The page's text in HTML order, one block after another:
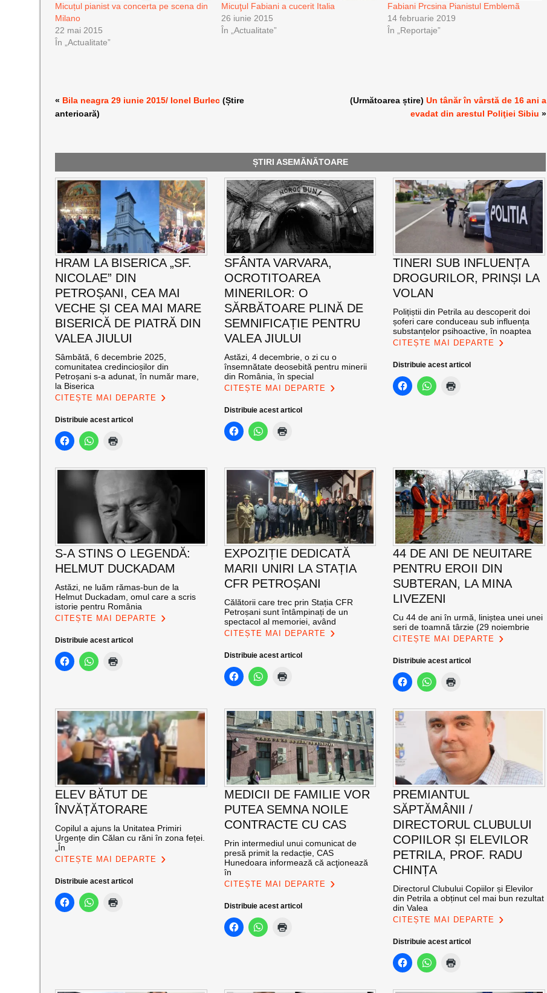
Micuțul pianist va concerta pe scena din
Milano
22 mai 2015
În „Actualitate”
Micuţul Fabiani a cucerit Italia
26 iunie 2015
În „Actualitate”
Fabiani Prcsina Pianistul Emblemã
14 februarie 2019
În „Reportaje”
« Bila neagra 29 iunie 2015/ Ionel Burlec (Știre
anterioară)
(Următoarea știre)Un tânăr în vârstă de 16 ani a
evadat din arestul Poliţiei Sibiu »
ȘTIRI ASEMĂNĂTOARE
HRAM LA BISERICA „SF.
NICOLAE” DIN
PETROȘANI, CEA MAI
VECHE ȘI CEA MAI MARE
BISERICĂ DE PIATRĂ DIN
VALEA JIULUI
Sâmbătă, 6 decembrie 2025,
comunitatea credincioșilor din
Petroșani s-a adunat, în număr mare,
la Biserica
CITEȘTE MAI DEPARTE
Distribuie acest articol
SFÂNTA VARVARA,
OCROTITOAREA
MINERILOR: O
SĂRBĂTOARE PLINĂ DE
SEMNIFICAȚIE PENTRU
VALEA JIULUI
Astăzi, 4 decembrie, o zi cu o
însemnătate deosebită pentru minerii
din România, în special
CITEȘTE MAI DEPARTE
Distribuie acest articol
TINERI SUB INFLUENȚA
DROGURILOR, PRINȘI LA
VOLAN
Polițiștii din Petrila au descoperit doi
șoferi care conduceau sub influența
substanțelor psihoactive, în noaptea
CITEȘTE MAI DEPARTE
Distribuie acest articol
S-A STINS O LEGENDĂ:
HELMUT DUCKADAM
Astăzi, ne luăm rămas-bun de la
Helmut Duckadam, omul care a scris
istorie pentru România
CITEȘTE MAI DEPARTE
Distribuie acest articol
EXPOZIȚIE DEDICATĂ
MARII UNIRI LA STAȚIA
CFR PETROȘANI
Călătorii care trec prin Stația CFR
Petroșani sunt întâmpinați de un
spectacol al memoriei, având
CITEȘTE MAI DEPARTE
Distribuie acest articol
44 DE ANI DE NEUITARE
PENTRU EROII DIN
SUBTERAN, LA MINA
LIVEZENI
Cu 44 de ani în urmă, liniștea unei unei
seri de toamnă târzie (29 noiembrie
CITEȘTE MAI DEPARTE
Distribuie acest articol
ELEV BĂTUT DE
ÎNVĂȚĂTORARE
Copilul a ajuns la Unitatea Primiri
Urgențe din Călan cu răni în zona feței.
„În
CITEȘTE MAI DEPARTE
Distribuie acest articol
MEDICII DE FAMILIE VOR
PUTEA SEMNA NOILE
CONTRACTE CU CAS
Prin intermediul unui comunicat de
presă primit la redacție, CAS
Hunedoara informează că acţionează
în
CITEȘTE MAI DEPARTE
Distribuie acest articol
PREMIANTUL
SĂPTĂMÂNII /
DIRECTORUL CLUBULUI
COPIILOR ȘI ELEVILOR
PETRILA, PROF. RADU
CHINȚA
Directorul Clubului Copiilor și Elevilor
din Petrila a obținut cel mai bun rezultat
din Valea
CITEȘTE MAI DEPARTE
Distribuie acest articol